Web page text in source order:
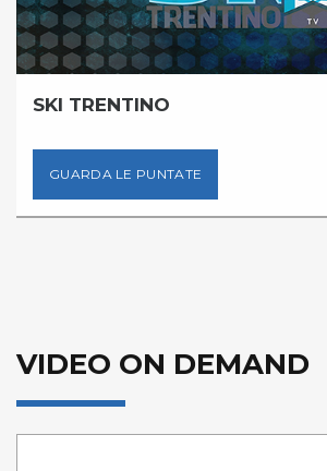
SKI TRENTINO
GUARDA LE PUNTATE
VIDEO ON DEMAND